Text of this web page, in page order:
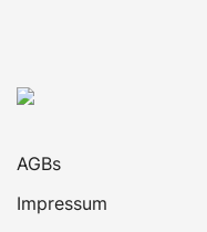
AGBs
Impressum